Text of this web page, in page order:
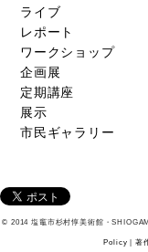
ライブ
レポート
ワークショップ
企画展
定期講座
展示
市民ギャラリー
© 2014 塩竈市杉村惇美術館・
Policy | 著